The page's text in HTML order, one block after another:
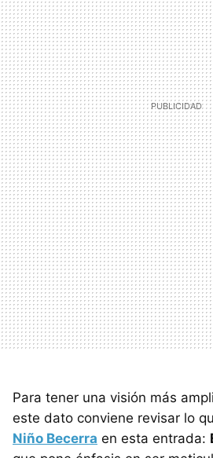
Para tener una visión más
este dato conviene revisar lo
Niño Becerra en esta entrada: